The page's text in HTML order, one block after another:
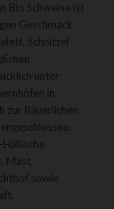
Bio Schweine ist
Geschmack
Schnitzel
unter
in
zur Bäuerlichen
Mast,
sowie